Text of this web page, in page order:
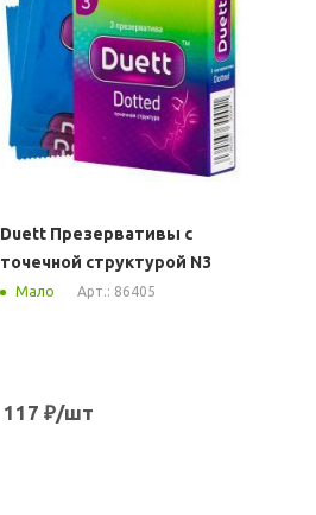
Duett Презервативы с
точечной структурой N3
Мало Арт.: 86405
117 ₽/шт